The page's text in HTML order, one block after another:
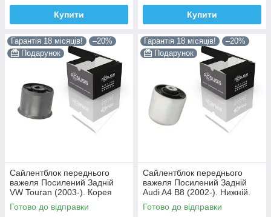
Купити Купити
Гарантія 18 місяців!
–20%
Подарунок
Сайлентблок переднього
важеля Посилений Задній
VW Touran (2003-). Корея
ACSUSS! 34559 , JBU602 ,
VKDS331037
Готово до відправки
Гарантія 18 місяців!
–20%
Подарунок
Сайлентблок переднього
важеля Посилений Задній
Audi A4 B8 (2002-). Нижній.
Корея ACSUSS! 4H0407183 ,
TD1247W , VKDS331074
Готово до відправки